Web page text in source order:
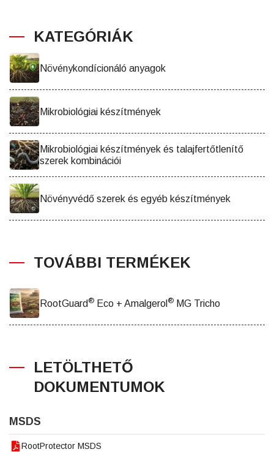
KATEGÓRIÁK
Növénykondícionáló anyagok
Mikrobiológiai készítmények
Mikrobiológiai készítmények és talajfertőtlenítő
szerek kombinációi
Növényvédő szerek és egyéb készítmények
TOVÁBBI TERMÉKEK
RootGuard® Eco + Amalgerol ® MG Tricho
LETÖLTHETŐ
DOKUMENTUMOK
MSDS
RootProtector MSDS